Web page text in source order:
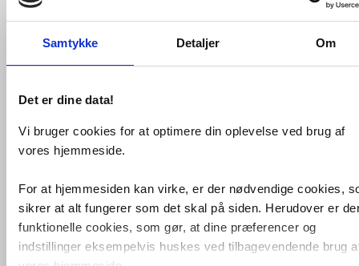
Samtykke Detaljer Om
Det er dine data!
Vi bruger cookies for at optimere din oplevelse ved brug af
vores hjemmeside.
For at hjemmesiden kan virke, er der nødvendige cookies,
sikrer at alt fungerer som det skal på siden. Herudover er
funktionelle cookies, som gør, at dine præferencer og
indstillinger eksempelvis huskes ved tilbagevendende brug
Levering 1-2 dage
Flexslange Ø150 mm, længde3000